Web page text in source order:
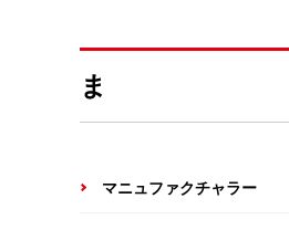
ま
マニュファクチャラー